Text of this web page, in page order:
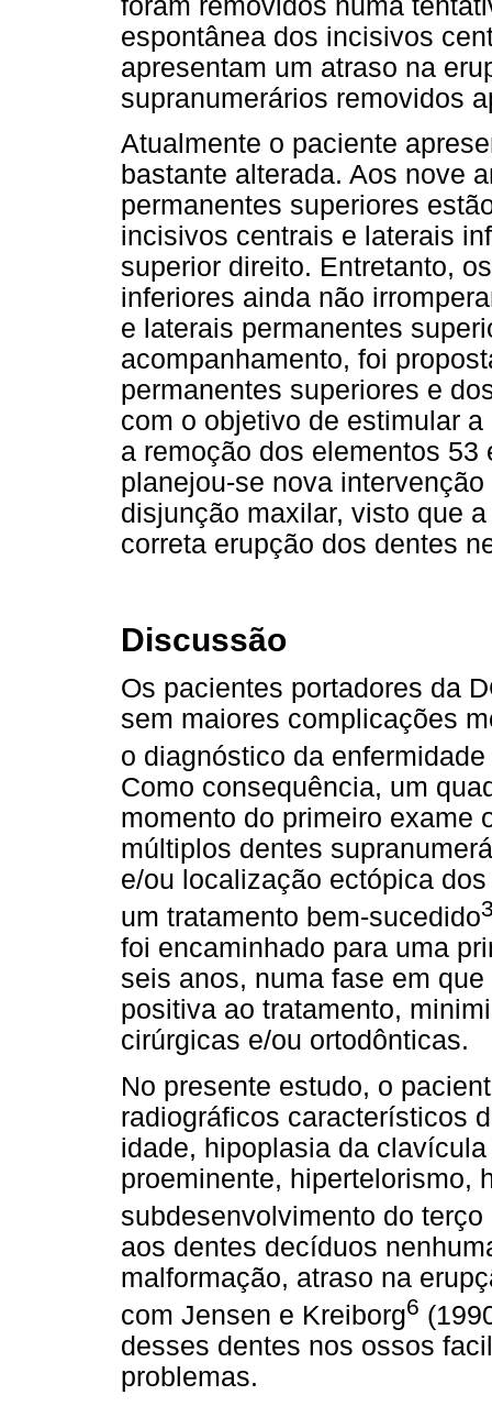
foram removidos numa
espontânea dos incisivos
apresentam um atraso na
supranumerários removidos
Atualmente o paciente
bastante alterada. Aos nove
permanentes superiores
incisivos centrais e laterais
superior direito. Entretanto,
inferiores ainda não
e laterais permanentes
acompanhamento, foi
permanentes superiores e
com o objetivo de estimular
a remoção dos elementos
planejou-se nova
disjunção maxilar, visto que
correta erupção dos dentes
Discussão
Os pacientes portadores da
sem maiores complicações
o diagnóstico da
Como consequência, um
momento do primeiro exame
múltiplos dentes
e/ou localização ectópica
um tratamento bem-sucedido
foi encaminhado para uma
seis anos, numa fase em
positiva ao tratamento,
cirúrgicas e/ou ortodônticas.
No presente estudo, o
radiográficos característicos
idade, hipoplasia da
proeminente, hipertelorismo,
subdesenvolvimento do
aos dentes decíduos
malformação, atraso na
com Jensen e Kreiborg6
desses dentes nos ossos
problemas.